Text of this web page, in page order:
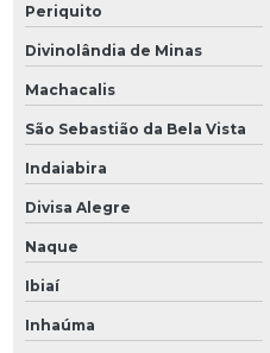
Periquito
Divinolândia de Minas
Machacalis
São Sebastião da Bela Vista
Indaiabira
Divisa Alegre
Naque
Ibiaí
Inhaúma